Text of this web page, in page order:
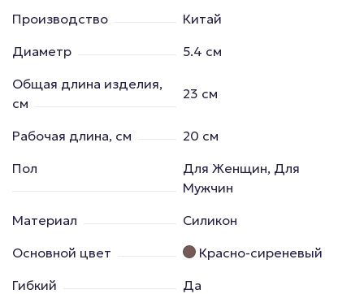
Производство
Китай
Диаметр
5.4 см
Общая длина изделия,
см
23 см
Рабочая длина, см
20 см
Пол
Для Женщин, Для
Мужчин
Материал
Силикон
Основной цвет
Красно-сиреневый
Гибкий
Да